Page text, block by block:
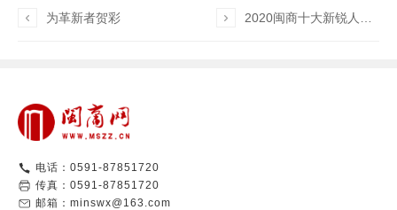
 为革新者贺彩  2020闽商十大新锐人物评选大幕即将拉开！快来推荐你心目中的候选人！
电话：0591-87851720
传真：0591-87851720
邮箱：minswx@163.com